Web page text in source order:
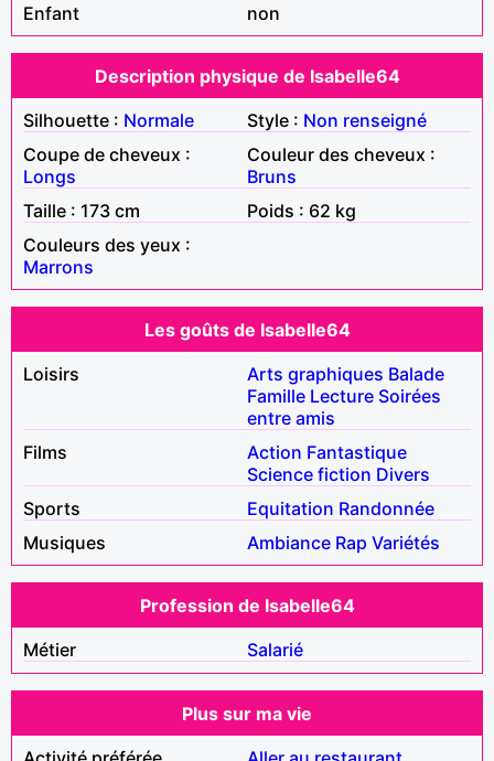
Enfant
non
Description physique de Isabelle64
Silhouette : Normale Style : Non renseigné
Coupe de cheveux :
Longs
Couleur des cheveux :
Bruns
Taille : 173 cm
Poids : 62 kg
Couleurs des yeux :
Marrons
Les goûts de Isabelle64
Loisirs
Arts graphiques Balade
Famille Lecture Soirées
entre amis
Films
Action Fantastique
Science fiction Divers
Sports
Equitation Randonnée
Musiques
Ambiance Rap Variétés
Profession de Isabelle64
Métier
Salarié
Plus sur ma vie